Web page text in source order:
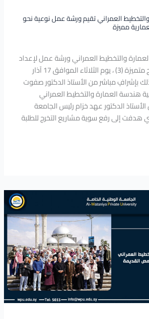
العمراني تقيم ورشة عمل نوعية نحو
مميزة
والتخطيط العمراني ورشة عمل لإعداد
وتصميم مشاريع تخرج متميزة (3) ، يوم الثلاثاء الموافق 17 آذار
2 أيار 2026 وذلك بإشرافٍ مباشر من الأستاذ الدكتور صفوت
هندسة العمارة والتخطيط العمراني
الدكتور عهد خزام رئيس الجامعة
هدفت إلى رفع سوية مشاريع التخرج للطلبة